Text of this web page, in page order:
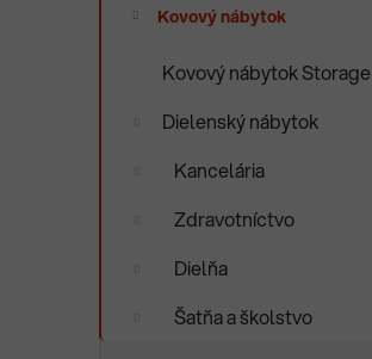
Kovový nábytok
Kovový nábytok Storage
Dielenský nábytok
Kancelária
Zdravotníctvo
Dielňa
Šatňa a školstvo